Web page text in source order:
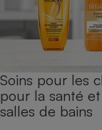
Soins pour les
pour la santé
salles de bains